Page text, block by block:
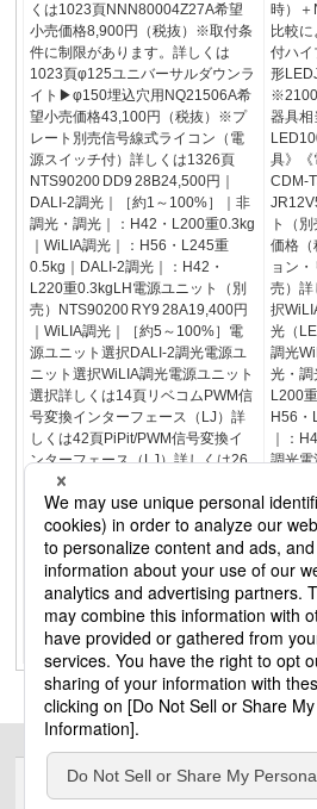
くは1023頁NNN80004Z27A希望
小売価格8,900円（税抜）※取付条
件に制限があります。詳しくは
1023頁φ125ユニバーサルダウンラ
イト▶φ150埋込穴用NQ21506A希
望小売価格43,100円（税抜）※プ
レート別売信号線式ライコン（電
源スイッチ付）詳しくは1326頁
NTS90200 DD9 28B24,500円｜
DALI-2調光｜［約1～100%］｜非
調光・調光｜：H42・L200重0.3kg
｜WiLIA調光｜：H56・L245重
0.5kg｜DALI-2調光｜：H42・
L220重0.3kgLH電源ユニット（別
売）NTS90200 RY9 28A19,400円
｜WiLIA調光｜［約5～100%］電
源ユニット選択DALI-2調光電源ユ
ニット選択WiLIA調光電源ユニット
選択詳しくは14頁リベコムPWM信
号変換インターフェース（LJ）詳
しくは42頁PiPit/PWM信号変換イ
ンターフェース（LJ）詳しくは26
頁WiLIA/PWM信号変換インターフ
ェース（LJ）■無線調光（WiLIA調
光）（RY）専用コントローラ（別
売）詳しくは26・30頁無線調光
（WiLIA調光）について詳しくは19
頁DALI-2調光について詳しくは
418頁無線調光（LiBecoM）もご用
意 詳しくは724頁アレンジ調色タ
イプもご用意詳しくは831頁
時）
比較
付ハイ
形
※2100
器具
具》《
CDM-
ト（
価格（
ョン
売）詳
択
光（
調光
光・調
L200
H56・
｜：
調光電
（
頁
418頁
イプも
光（
は725
ルダウ
サイトのご利用にあたって クッキーポ